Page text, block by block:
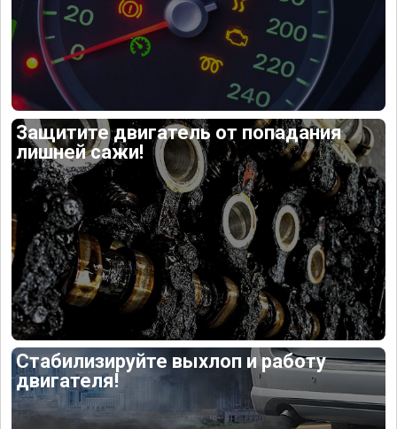
Защитите двигатель от попадания
лишней сажи!
Стабилизируйте выхлоп и работу
двигателя!